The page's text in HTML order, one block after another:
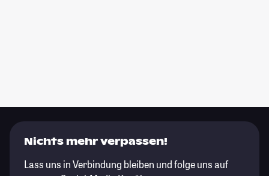
Nichts mehr verpassen!
Lass uns in Verbindung bleiben und folge uns auf